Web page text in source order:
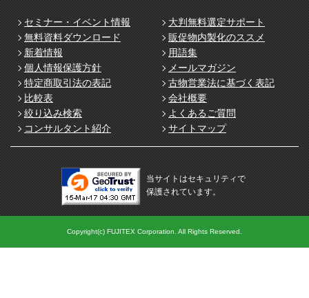
セミナー・イベント情報
大判無料選定サポート
無料資料ダウンロード
販促物内製化のススメ
新着情報
用語集
個人情報保護方針
メールマガジン
特定商取引法の表記
古物営業法に基づく表記
比較表
会社概要
絞り込み検索
よくあるご質問
コンサルタント紹介
サイトマップ
当サイトはセキュリティで
保護されています。
Copyright(c) FUJITEX Corporation. All Rights Reserved.